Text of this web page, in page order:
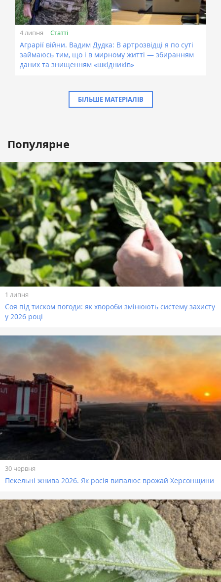
4 липня Статті
Аграрії війни. Вадим Дудка: В артрозвідці я по суті
займаюсь тим, що і в мирному житті — збиранням
даних та знищенням «шкідників»
БІЛЬШЕ МАТЕРІАЛІВ
Популярне
1 липня
Соя під тиском погоди: як хвороби змінюють систему захисту
у 2026 році
30 червня
Пекельні жнива 2026. Як росія випалює врожай Херсонщини